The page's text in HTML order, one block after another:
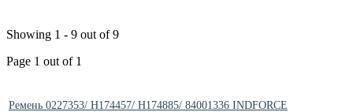
Showing 1 - 9 out of 9
Page 1 out of 1
Ремень 0227353/ H174457/ H174885/ 84001336 INDFORCE